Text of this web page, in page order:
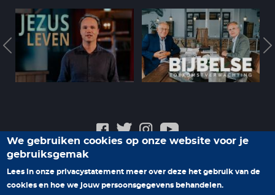
Veelgestelde vragen
Help ons nieuwe programma's te maken
We gebruiken cookies op onze website voor je
gebruiksgemak
Lees in onze privacystatement meer over deze het gebruik van de
cookies en hoe we jouw persoonsgegevens behandelen.